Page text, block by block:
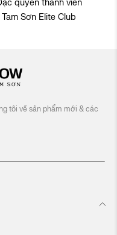
quyền thành viên
Tam Sơn Elite Club
tôi về sản phẩm mới & các